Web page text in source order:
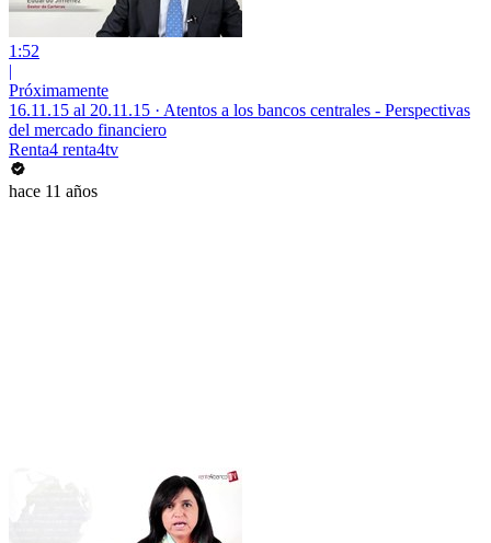
1:52
|
Próximamente
16.11.15 al 20.11.15 · Atentos a los bancos centrales - Perspectivas
del mercado financiero
Renta4 renta4tv
hace 11 años